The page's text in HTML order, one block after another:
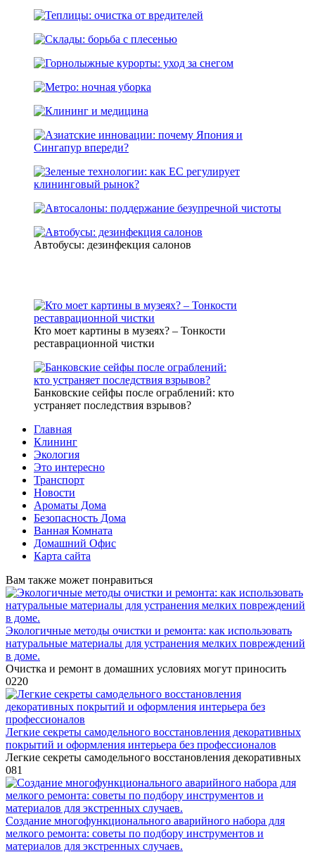
Автобусы: дезинфекция салонов
Кто моет картины в музеях? – Тонкости
реставрационной чистки
Банковские сейфы после ограблений: кто
устраняет последствия взрывов?
Главная
Клининг
Экология
Это интересно
Транспорт
Новости
Ароматы Дома
Безопасность Дома
Ванная Комната
Домашний Офис
Карта сайта
Вам также может понравиться
Экологичные методы очистки и ремонта: как использовать
натуральные материалы для устранения мелких повреждений
в доме.
Очистка и ремонт в домашних условиях могут приносить
0220
Легкие секреты самодельного восстановления декоративных
покрытий и оформления интерьера без профессионалов
Легкие секреты самодельного восстановления декоративных
081
Создание многофункционального аварийного набора для
мелкого ремонта: советы по подбору инструментов и
материалов для экстренных случаев.